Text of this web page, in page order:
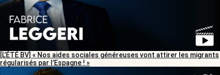
[L’ÉTÉ BV] « Nos aides sociales généreuses vont attirer les migrants
régularisés par l’Espagne ! »